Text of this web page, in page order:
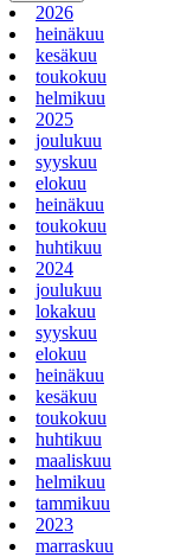
2026
heinäkuu
kesäkuu
toukokuu
helmikuu
2025
joulukuu
syyskuu
elokuu
heinäkuu
toukokuu
huhtikuu
2024
joulukuu
lokakuu
syyskuu
elokuu
heinäkuu
kesäkuu
toukokuu
huhtikuu
maaliskuu
helmikuu
tammikuu
2023
marraskuu